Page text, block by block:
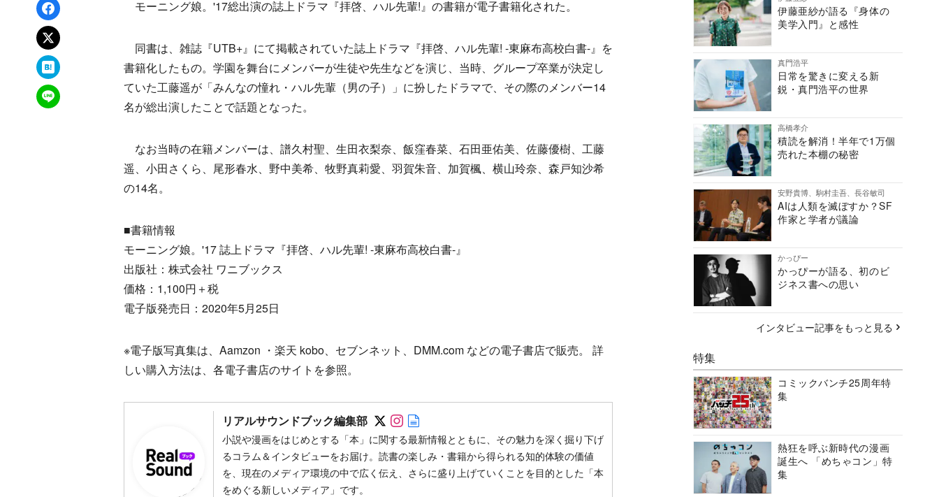
Facebookでシェア
xでポスト
はてなブックマーク
LINEで送る
モーニング娘。'17総出演の誌上ドラマ『拝啓、ハル先輩!』の書籍が電子書籍化された。
同書は、雑誌『UTB+』にて掲載されていた誌上ドラマ『拝啓、ハル先輩! -東麻布高校白書-』を
書籍化したもの。学園を舞台にメンバーが生徒や先生などを演じ、当時、グループ卒業が決定し
ていた工藤遥が「みんなの憧れ・ハル先輩（男の子）」に扮したドラマで、その際のメンバー14
名が総出演したことで話題となった。
なお当時の在籍メンバーは、譜久村聖、生田衣梨奈、飯窪春菜、石田亜佑美、佐藤優樹、工藤
遥、小田さくら、尾形春水、野中美希、牧野真莉愛、羽賀朱音、加賀楓、横山玲奈、森戸知沙希
の14名。
■書籍情報
モーニング娘。'17 誌上ドラマ『拝啓、ハル先輩! -東麻布高校白書-』
出版社：株式会社 ワニブックス
価格：1,100円＋税
電子版発売日：2020年5月25日
※電子版写真集は、Aamzon ・楽天 kobo、セブンネット、DMM.com などの電子書店で販売。 詳
しい購入方法は、各電子書店のサイトを参照。
リアルサウンドブック編集部 Follow on SNS
Follow on SNS
小説や漫画をはじめとする「本」に関する最新情報とともに、その魅力を深く掘り下げ
るコラム＆インタビューをお届け。読書の楽しみ・書籍から得られる知的体験の価値
を、現在のメディア環境の中で広く伝え、さらに盛り上げていくことを目的とした「本
をめぐる新しいメディア」です。
伊藤亜紗が語る『身体の
美学入門』と感性
真門浩平
日常を驚きに変える新
鋭・真門浩平の世界
高橋孝介
積読を解消！半年で1万個
売れた本棚の秘密
安野貴博、駒村圭吾、長谷敏司
AIは人類を滅ぼすか？SF
作家と学者が議論
かっぴー
かっぴーが語る、初のビ
ジネス書への思い
インタビュー記事をもっと見る
特集
コミックバンチ25周年特
集
熱狂を呼ぶ新時代の漫画
誕生へ 「めちゃコン」特
集